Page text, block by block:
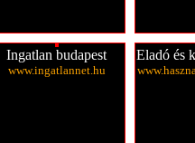
Ingatlan budapest
www.ingatlannet.hu
Eladó és